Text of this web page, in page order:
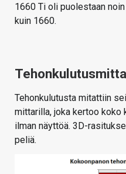
1660 Ti oli puolestaan
kuin 1660.
Tehonkulutusta mitattiin
mittarilla, joka kertoo koko
ilman näyttöä. 3D-
peliä.